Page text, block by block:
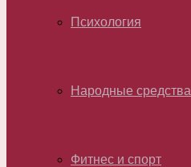
Психология
Народные средства
Фитнес и спорт